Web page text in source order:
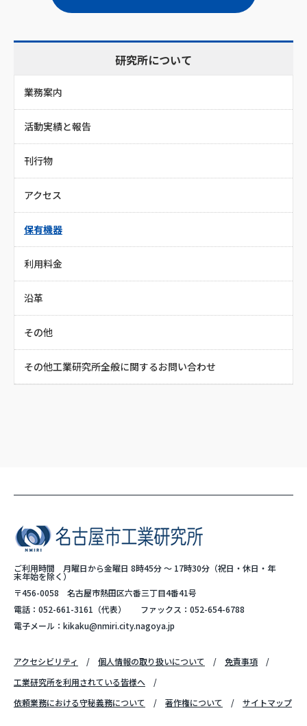
研究所について
業務案内
活動実績と報告
刊行物
アクセス
保有機器
利用料金
沿革
その他
その他工業研究所全般に関するお問い合わせ
ご利用時間 月曜日から金曜日 8時45分 ～ 17時30分（祝日・休日・年
末年始を除く）
〒456-0058 名古屋市熱田区六番三丁目4番41号
電話： 052-661-3161 （代表）
ファックス：052-654-6788
電子メール： kikaku@nmiri.city.nagoya.jp
アクセシビリティ 個人情報の取り扱いについて
免責事項
工業研究所を利用されている皆様へ
依頼業務における守秘義務について
著作権について サイトマップ